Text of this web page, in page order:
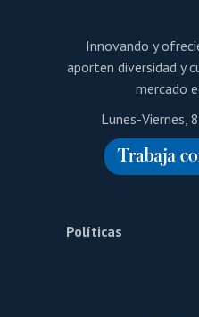
Innovando y
aporten diversidad y
mercado
Lunes-Viernes,
Políticas